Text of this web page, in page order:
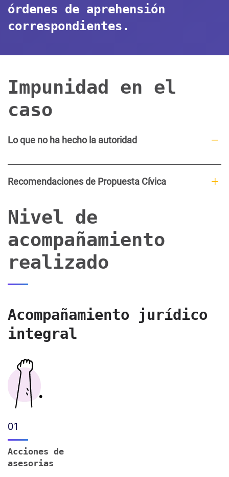
órdenes de aprehensión
correspondientes.
Impunidad en el
caso
Lo que no ha hecho la autoridad
Recomendaciones de Propuesta Cívica
Nivel de
acompañamiento
realizado
Acompañamiento jurídico
integral
01
Acciones de
asesorias